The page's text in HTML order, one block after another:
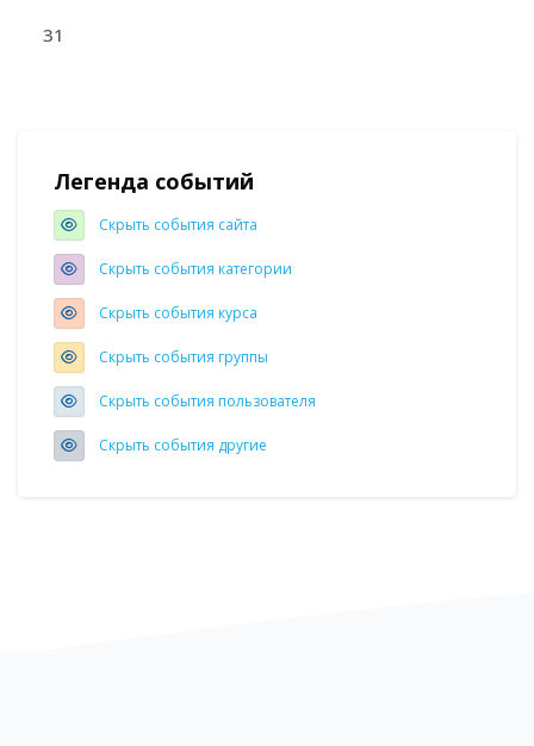
Нет событий, понедельник 31 августа
31
Пропустить Легенда событий
Легенда событий
Скрыть события сайта
Скрыть события категории
Скрыть события курса
Скрыть события группы
Скрыть события пользователя
Скрыть события другие